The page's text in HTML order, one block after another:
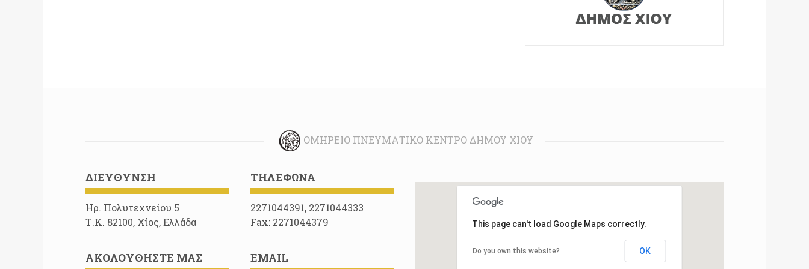
ΟΜΉΡΕΙΟ ΠΝΕΥΜΑΤΙΚΌ ΚΈΝΤΡΟ ΔΉΜΟΥ ΧΊΟΥ
ΔΙΕΎΘΥΝΣΗ
Ηρ. Πολυτεχνείου 5
Τ.Κ. 82100, Χίος, Ελλάδα
ΑΚΟΛΟΥΘΉΣΤΕ ΜΑΣ
ΤΗΛΈΦΩΝΑ
2271044391, 2271044333
Fax: 2271044379
EMAIL
This page can't load Google Maps correctly.
Do you own this website? OK